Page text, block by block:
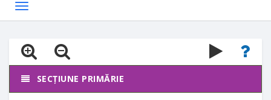
Toggle
SECȚIUNE PRIMĂRIE